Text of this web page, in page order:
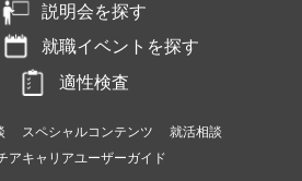
説明会を探す
就職イベントを探す
適性検査
スペシャルコンテンツ
就活相談
アキャリアユーザーガイド